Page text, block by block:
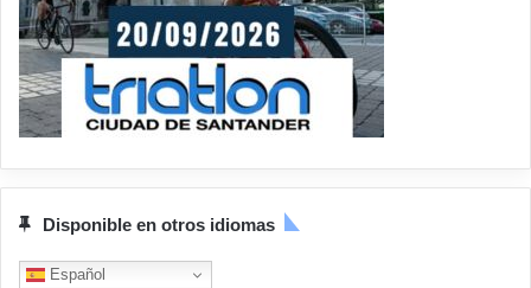
Disponible en otros idiomas
Español